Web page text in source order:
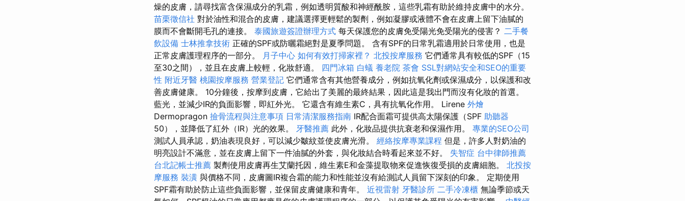
燥的皮膚，請尋找富含保濕成分的乳霜，例如透明質酸和神經酰胺，這些乳霜有助於維持皮膚中的水分。
苗栗徵信社 對於油性和混合的皮膚，建議選擇更輕鬆的製劑，例如凝膠或液體不會在皮膚上留下油膩的
膜而不會斷開毛孔的連接。 泰國旅遊簽證辦理方式 每天保護您的皮膚免受陽光免受陽光的侵害？ 二手餐
飲設備 士林推拿技術 正確的SPF或防曬霜絕對是夏季問題。 含有SPF的日常乳霜適用於日常使用，也是
正常皮膚護理程序的一部分。
月子中心 如何有效打掃家裡？ 北投按摩服務 它們通常具有較低的SPF（15
至30之間），並且在皮膚上較輕，化妝舒適。 四門冰箱 白蟻 養老院 茶會 SSL對網站安全和SEO的重要
性 附近牙醫 桃園按摩服務 營業登記 它們通常含有其他營養成分，例如抗氧化劑或保濕成分，以保護和改
善皮膚健康。 10分鐘後，按摩到皮膚，它給出了美麗的最終結果，因此這是我出門而沒有化妝的首選。
藍光，並減少IR的負面影響，即紅外光。 它還含有維生素C，具有抗氧化作用。 Lirene 外燴
Dermopragon 撿骨流程與注意事項 日常清潔服務指南 IR配合面霜可提供高太陽保護（SPF 助聽器
50），並降低了紅外（IR）光的效果。 牙醫推薦 此外，化妝品提供抗衰老和保濕作用。 專業的SEO公司
測試人員承認，奶油表現良好，可以減少皺紋並使皮膚光滑。 經絡按摩專業課程 但是，許多人對奶油的
明亮設計不滿意，並在皮膚上留下一件油膩的外套，與化妝結合時看起來並不好。 失智症 台中律師推薦
台北記帳士推薦 製劑使用皮膚再生艾蘭托因，維生素E和金藻提取物來促進恢復受損的皮膚細胞。 北投按
摩服務 裝潢 與價格不同，皮膚圖IR複合霜的能力和性能並沒有給測試人員留下深刻的印象。 定期使用
SPF霜有助於防止這些負面影響，並保留皮膚健康和青年。 近視雷射 牙醫診所 二手冷凍櫃 無論季節或天